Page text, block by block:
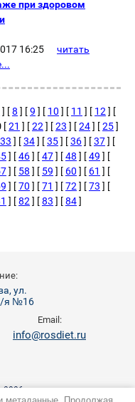
при здоровом
16:25
читать
] [8 ] [9 ] [ 10 ] [ 11 ] [ 12 ] [
[21 ] [22 ] [23 ] [24] [25]
33 ] [34] [35] [36] [37] [
] [46] [47] [48 ] [49 ] [
] [ 58 ] [ 59 ] [ 60 ] [ 61 ] [
] [70 ] [71 ] [72 ] [73 ] [
] [82 ] [83 ] [84]
ул.
я №16
Email:
info@rosdiet.ru
2026